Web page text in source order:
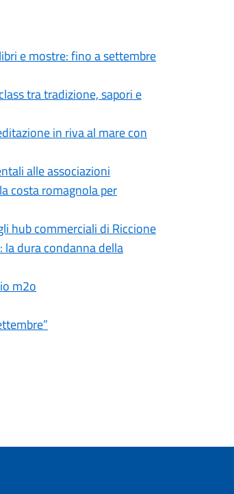
e mostre: fino a settembre
tra tradizione, sapori e
in riva al mare con
alle associazioni
costa romagnola per
hub commerciali di Riccione
la dura condanna della
m2o